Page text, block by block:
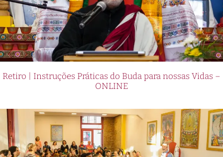
Retiro | Instruções Práticas do Buda para nossas Vidas –
ONLINE